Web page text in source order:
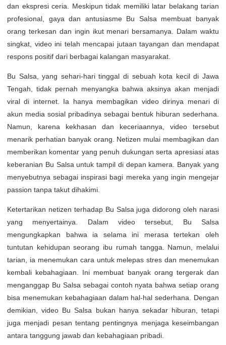
dan ekspresi ceria. Meskipun tidak memiliki latar belakang tarian
profesional, gaya dan antusiasme Bu Salsa membuat banyak
orang terkesan dan ingin ikut menari bersamanya. Dalam waktu
singkat, video ini telah mencapai jutaan tayangan dan mendapat
respons positif dari berbagai kalangan masyarakat.
Bu Salsa, yang sehari-hari tinggal di sebuah kota kecil di Jawa
Tengah, tidak pernah menyangka bahwa aksinya akan menjadi
viral di internet. Ia hanya membagikan video dirinya menari di
akun media sosial pribadinya sebagai bentuk hiburan sederhana.
Namun, karena kekhasan dan keceriaannya, video tersebut
menarik perhatian banyak orang. Netizen mulai membagikan dan
memberikan komentar yang penuh dukungan serta apresiasi atas
keberanian Bu Salsa untuk tampil di depan kamera. Banyak yang
menyebutnya sebagai inspirasi bagi mereka yang ingin mengejar
passion tanpa takut dihakimi.
Ketertarikan netizen terhadap Bu Salsa juga didorong oleh narasi
yang menyertainya. Dalam video tersebut, Bu Salsa
mengungkapkan bahwa ia selama ini merasa tertekan oleh
tuntutan kehidupan seorang ibu rumah tangga. Namun, melalui
tarian, ia menemukan cara untuk melepas stres dan menemukan
kembali kebahagiaan. Ini membuat banyak orang tergerak dan
menganggap Bu Salsa sebagai contoh nyata bahwa setiap orang
bisa menemukan kebahagiaan dalam hal-hal sederhana. Dengan
demikian, video Bu Salsa bukan hanya sekadar hiburan, tetapi
juga menjadi pesan tentang pentingnya menjaga keseimbangan
antara tanggung jawab dan kebahagiaan pribadi.